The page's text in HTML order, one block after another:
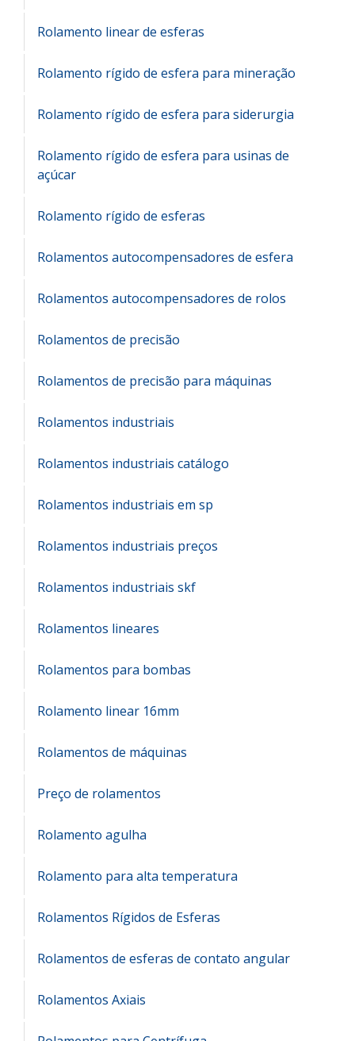
Rolamento linear de esferas
Rolamento rígido de esfera para mineração
Rolamento rígido de esfera para siderurgia
Rolamento rígido de esfera para usinas de
açúcar
Rolamento rígido de esferas
Rolamentos autocompensadores de esfera
Rolamentos autocompensadores de rolos
Rolamentos de precisão
Rolamentos de precisão para máquinas
Rolamentos industriais
Rolamentos industriais catálogo
Rolamentos industriais em sp
Rolamentos industriais preços
Rolamentos industriais skf
Rolamentos lineares
Rolamentos para bombas
Rolamento linear 16mm
Rolamentos de máquinas
Preço de rolamentos
Rolamento agulha
Rolamento para alta temperatura
Rolamentos Rígidos de Esferas
Rolamentos de esferas de contato angular
Rolamentos Axiais